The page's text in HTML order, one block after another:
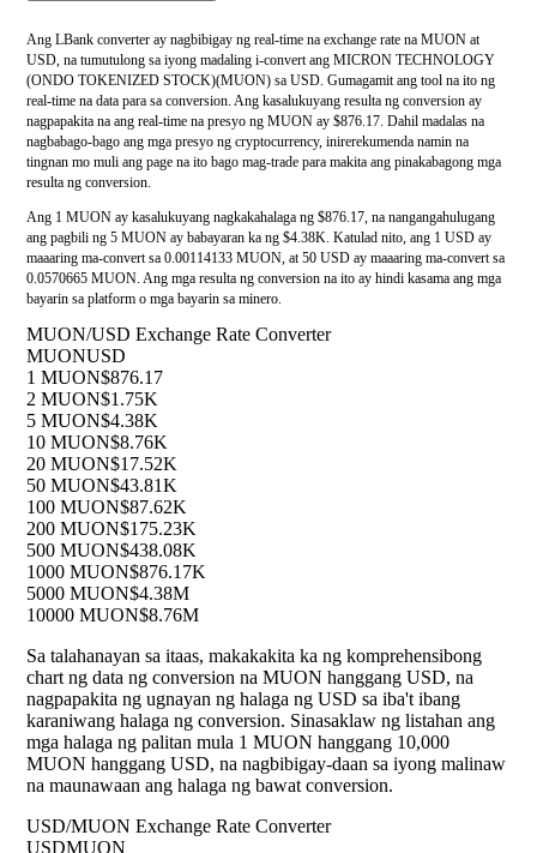
Ang LBank converter ay nagbibigay ng real-time na exchange rate na MUON at
USD, na tumutulong sa iyong madaling i-convert ang MICRON TECHNOLOGY
(ONDO TOKENIZED STOCK)(MUON) sa USD. Gumagamit ang tool na ito ng
real-time na data para sa conversion. Ang kasalukuyang resulta ng conversion ay
nagpapakita na ang real-time na presyo ng MUON ay $876.17. Dahil madalas na
nagbabago-bago ang mga presyo ng cryptocurrency, inirerekumenda namin na
tingnan mo muli ang page na ito bago mag-trade para makita ang pinakabagong mga
resulta ng conversion.
Ang 1 MUON ay kasalukuyang nagkakahalaga ng $876.17, na nangangahulugang
ang pagbili ng 5 MUON ay babayaran ka ng $4.38K. Katulad nito, ang 1 USD ay
maaaring ma-convert sa 0.00114133 MUON, at 50 USD ay maaaring ma-convert sa
0.0570665 MUON. Ang mga resulta ng conversion na ito ay hindi kasama ang mga
bayarin sa platform o mga bayarin sa minero.
MUON/USD Exchange Rate Converter
MUONUSD
1 MUON$876.17
2 MUON$1.75K
5 MUON$4.38K
10 MUON$8.76K
20 MUON$17.52K
50 MUON$43.81K
100 MUON$87.62K
200 MUON$175.23K
500 MUON$438.08K
1000 MUON$876.17K
5000 MUON$4.38M
10000 MUON$8.76M
Sa talahanayan sa itaas, makakakita ka ng komprehensibong
chart ng data ng conversion na MUON hanggang USD, na
nagpapakita ng ugnayan ng halaga ng USD sa iba't ibang
karaniwang halaga ng conversion. Sinasaklaw ng listahan ang
mga halaga ng palitan mula 1 MUON hanggang 10,000
MUON hanggang USD, na nagbibigay-daan sa iyong malinaw
na maunawaan ang halaga ng bawat conversion.
USD/MUON Exchange Rate Converter
USDMUON